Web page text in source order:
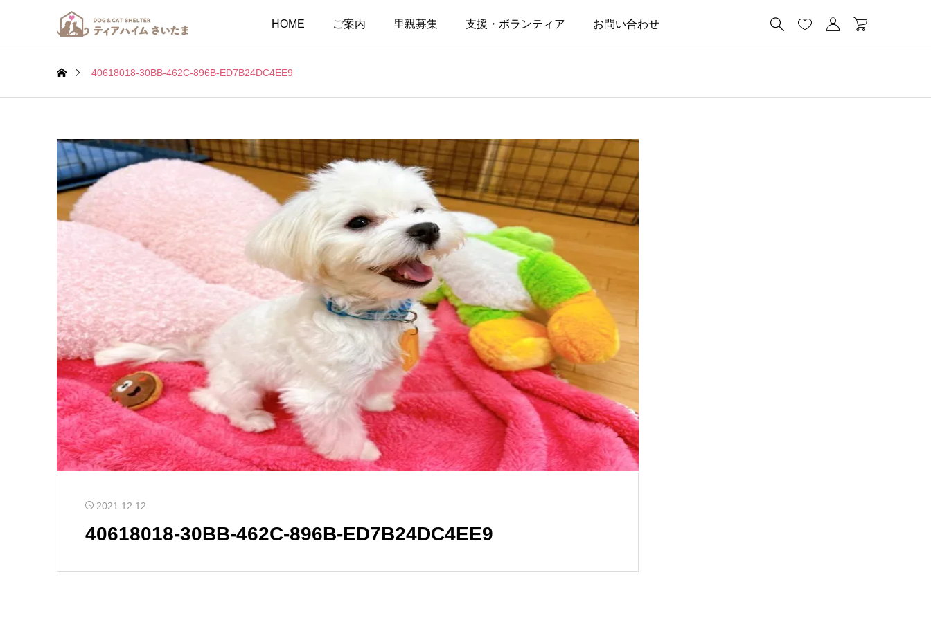
HOME ご案内 里親募集 支援・ボランティア お問い合わせ    
40618018-30BB-462C-896B-ED7B24DC4EE9
2021.12.12
40618018-30BB-462C-896B-ED7B24DC4EE9